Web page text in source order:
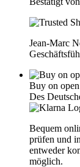
Jean-Marc
Buy on
Des
Bequem
prüfen und
entweder
möglich.